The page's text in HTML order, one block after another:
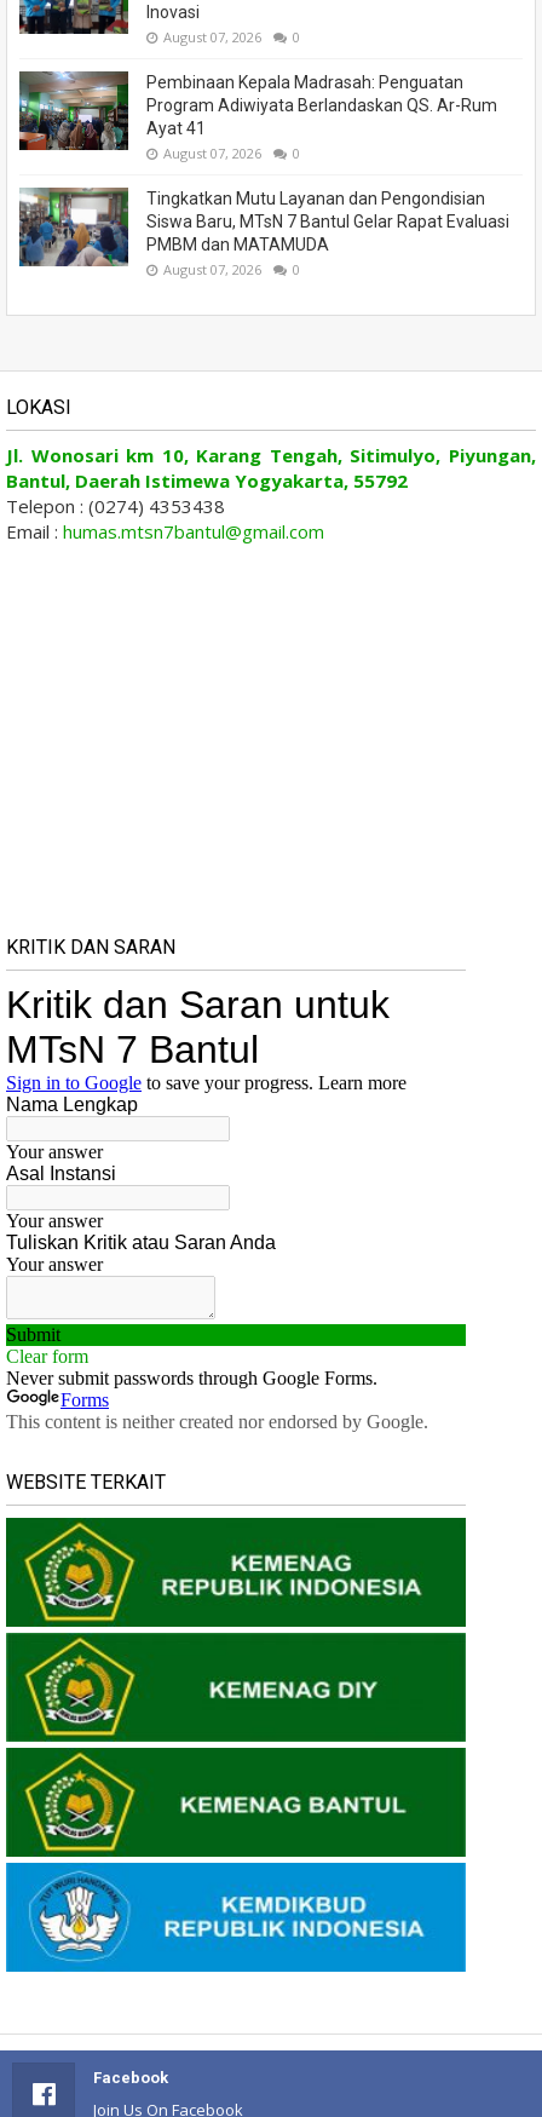
Inovasi
August 07, 2026 0
Pembinaan Kepala Madrasah: Penguatan
Program Adiwiyata Berlandaskan QS. Ar-Rum
Ayat 41
August 07, 2026 0
Tingkatkan Mutu Layanan dan Pengondisian
Siswa Baru, MTsN 7 Bantul Gelar Rapat Evaluasi
PMBM dan MATAMUDA
August 07, 2026 0
LOKASI
Jl. Wonosari km 10, Karang Tengah, Sitimulyo, Piyungan,
Bantul, Daerah Istimewa Yogyakarta, 55792
Telepon : (0274) 4353438
Email : humas.mtsn7bantul@gmail.com
KRITIK DAN SARAN
WEBSITE TERKAIT
Facebook
Join Us On Facebook